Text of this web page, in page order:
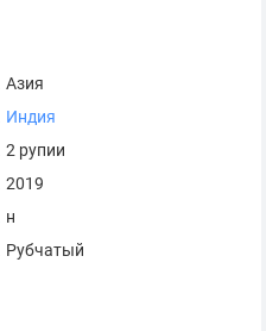
Азия
Индия
2 рупии
2019
н
Рубчатый